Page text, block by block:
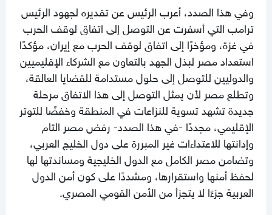
وفي هذا الصدد، أعرب الرئيس عن تقديره لجهود الرئيس
ترامب التي أسفرت عن التوصل إلى اتفاق لوقف الحرب
في غزة، ومؤخرًا إلى اتفاق لوقف الحرب مع إيران، مؤكدًا
استعداد مصر لبذل الجهد بالتعاون مع الشركاء الإقليميين
والدوليين للتوصل إلى حلول مستدامة للقضايا العالقة،
وتطلع مصر لأن يمثل التوصل إلى هذا الاتفاق مرحلة
جديدة تشهد تسوية للنزاعات في المنطقة وخفضًا للتوتر
الإقليمي، مجددًا -في هذا الصدد- رفض مصر التام
وإدانتها للاعتداءات غير المبررة على دول الخليج العربي،
وتضامن مصر الكامل مع الدول الخليجية ومساندتها لها
لحفظ أمنها واستقرارها، ومشددًا على كون أمن الدول
العربية جزءًا لا يتجزأ من الأمن القومي المصري.